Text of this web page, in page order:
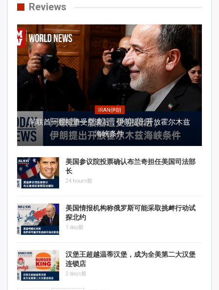
Reviews
IRAN伊朗
阿联酋一艘船遭受空袭后，伊朗提出开放霍尔木兹
海峡条件
美国参议院投票确认布兰奇担任美国司法部
长
24 hours前
美国情报机构称俄罗斯可能采取挑衅行动试
探北约
1 day前
汉堡王超越温蒂汉堡，成为全美第二大汉堡
连锁店
2 days前